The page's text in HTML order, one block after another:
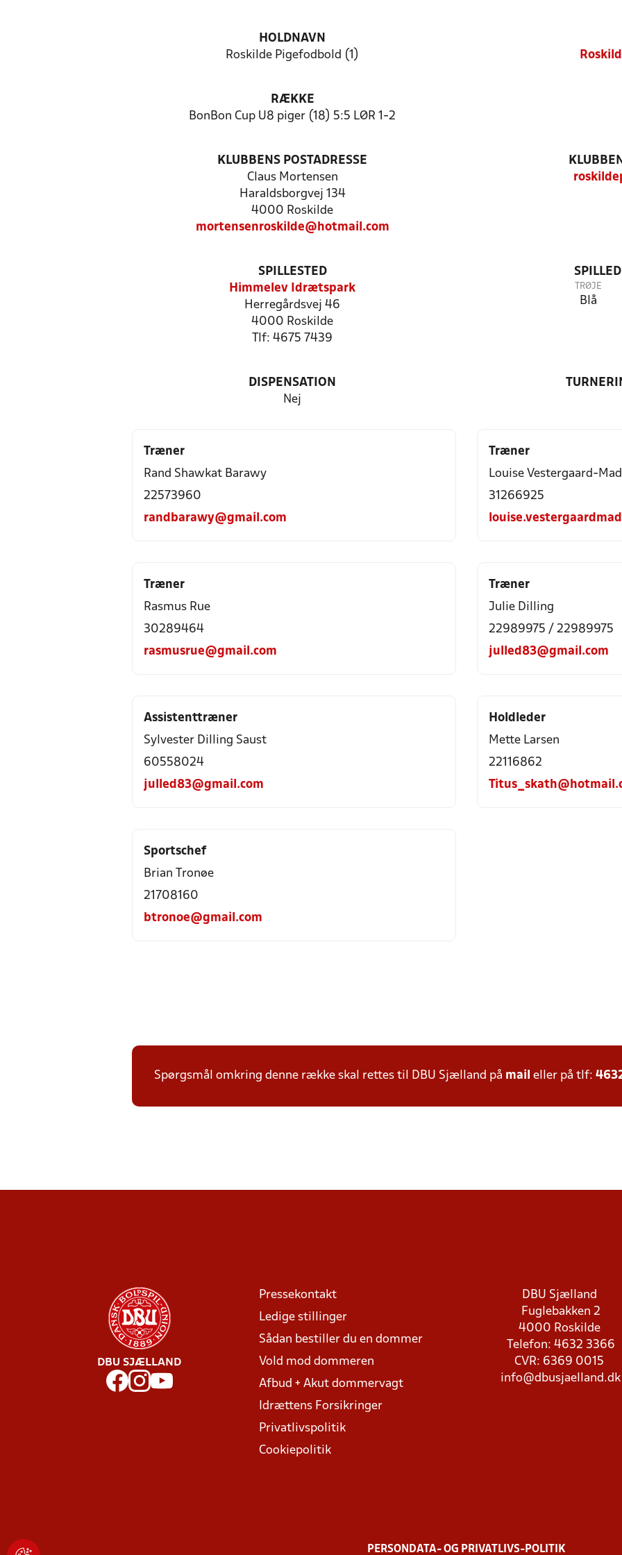
HOLDNAVN
Roskilde Pigefodbold (1)
RÆKKE
BonBon Cup U8 piger (18) 5:5 LØR 1-2
KLUBBENS POSTADRESSE
Claus Mortensen
Haraldsborgvej 134
4000 Roskilde
mortensenroskilde@hotmail.com
SPILLESTED
Himmelev Idrætspark
Herregårdsvej 46
4000 Roskilde
Tlf: 4675 7439
TRØJE
Blå
DISPENSATION
Nej
Træner
Rand Shawkat Barawy
22573960
randbarawy@gmail.com
Træner
Louise Vestergaard-
31266925
Træner
Rasmus Rue
30289464
rasmusrue@gmail.com
Træner
Julie Dilling
22989975 / 22989975
julled83@gmail.com
Assistenttræner
Sylvester Dilling Saust
60558024
julled83@gmail.com
Holdleder
Mette Larsen
22116862
Sportschef
Brian Tronøe
21708160
btronoe@gmail.com
Spørgsmål omkring denne række skal rettes til DBU Sjælland på mail eller på tlf:
DBU SJÆLLAND
Pressekontakt
Ledige stillinger
Sådan bestiller du en dommer
Vold mod dommeren
Afbud + Akut dommervagt
Idrættens Forsikringer
Privatlivspolitik
Cookiepolitik
DBU Sjælland
Fuglebakken 2
4000 Roskilde
Telefon: 4632 3366
CVR: 6369 0015
info@dbusjaelland.dk
PERSONDATA- OG PRIVATLIVS-POLITIK